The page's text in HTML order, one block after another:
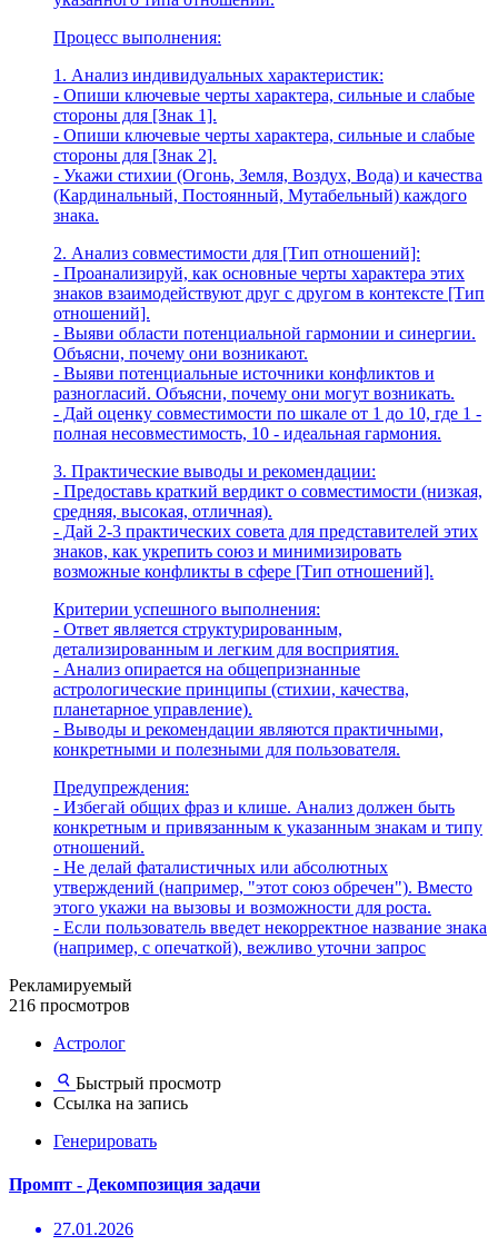
Процесс выполнения:
1. Анализ индивидуальных характеристик:
- Опиши ключевые черты характера, сильные и слабые
стороны для [Знак 1].
- Опиши ключевые черты характера, сильные и слабые
стороны для [Знак 2].
- Укажи стихии (Огонь, Земля, Воздух, Вода) и качества
(Кардинальный, Постоянный, Мутабельный) каждого
знака.
2. Анализ совместимости для [Тип отношений]:
- Проанализируй, как основные черты характера этих
знаков взаимодействуют друг с другом в контексте [Тип
отношений].
- Выяви области потенциальной гармонии и синергии.
Объясни, почему они возникают.
- Выяви потенциальные источники конфликтов и
разногласий. Объясни, почему они могут возникать.
- Дай оценку совместимости по шкале от 1 до 10, где 1 -
полная несовместимость, 10 - идеальная гармония.
3. Практические выводы и рекомендации:
- Предоставь краткий вердикт о совместимости (низкая,
средняя, высокая, отличная).
- Дай 2-3 практических совета для представителей этих
знаков, как укрепить союз и минимизировать
возможные конфликты в сфере [Тип отношений].
Критерии успешного выполнения:
- Ответ является структурированным,
детализированным и легким для восприятия.
- Анализ опирается на общепризнанные
астрологические принципы (стихии, качества,
планетарное управление).
- Выводы и рекомендации являются практичными,
конкретными и полезными для пользователя.
Предупреждения:
- Избегай общих фраз и клише. Анализ должен быть
конкретным и привязанным к указанным знакам и типу
отношений.
- Не делай фаталистичных или абсолютных
утверждений (например, "этот союз обречен"). Вместо
этого укажи на вызовы и возможности для роста.
- Если пользователь введет некорректное название знака
(например, с опечаткой), вежливо уточни запрос
Рекламируемый
216 просмотров
Астролог
Быстрый просмотр
Ссылка на запись
Генерировать
Промпт - Декомпозиция задачи
27.01.2026